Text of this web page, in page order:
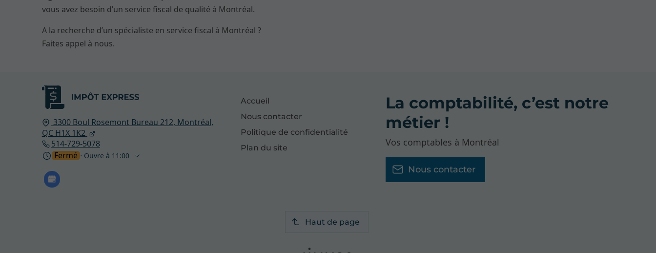
vous avez besoin d’un service fiscal de qualité à Montréal.
A la recherche d’un spécialiste en service fiscal à Montréal ?
Faites appel à nous.
3300 Boul Rosemont Bureau 212, Montréal,
QC H1X 1K2
514-729-5078
Fermé ⋅ Ouvre à 11:00
Accueil
Nous contacter
Politique de confidentialité
Plan du site
La comptabilité, c’est notre
métier !
Vos comptables à Montréal
Nous contacter
Haut de page